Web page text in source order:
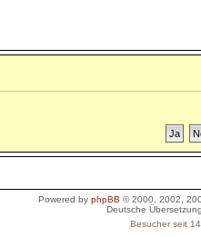
Powered by phpBB © 2000, 2002,
Deutsche
Besucher seit